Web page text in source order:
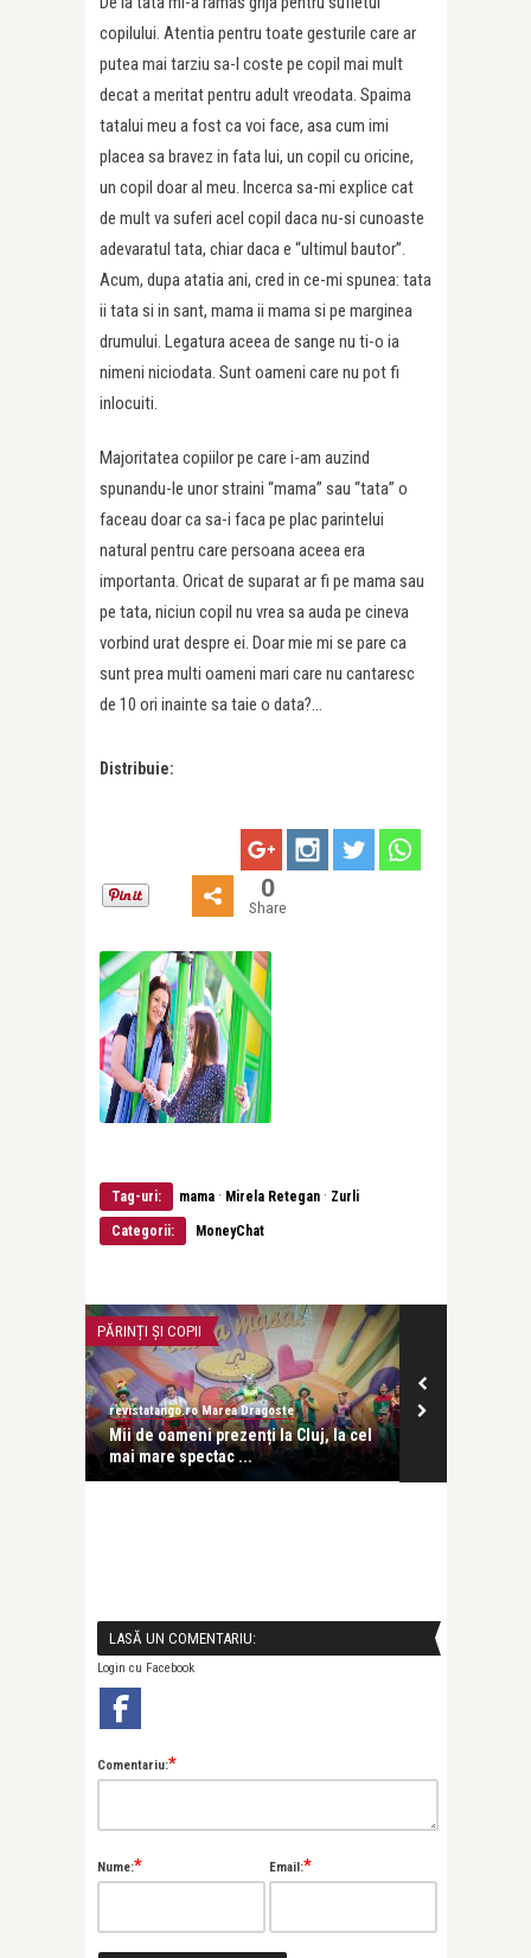
copilului. Atentia pentru toate gesturile care ar
putea mai tarziu sa-l coste pe copil mai mult
decat a meritat pentru adult vreodata. Spaima
tatalui meu a fost ca voi face, asa cum imi
placea sa bravez in fata lui, un copil cu oricine,
un copil doar al meu. Incerca sa-mi explice cat
de mult va suferi acel copil daca nu-si cunoaste
adevaratul tata, chiar daca e “ultimul bautor”.
Acum, dupa atatia ani, cred in ce-mi spunea: tata
ii tata si in sant, mama ii mama si pe marginea
drumului. Legatura aceea de sange nu ti-o ia
nimeni niciodata. Sunt oameni care nu pot fi
inlocuiti.
Majoritatea copiilor pe care i-am auzind
spunandu-le unor straini “mama” sau “tata” o
faceau doar ca sa-i faca pe plac parintelui
natural pentru care persoana aceea era
importanta. Oricat de suparat ar fi pe mama sau
pe tata, niciun copil nu vrea sa auda pe cineva
vorbind urat despre ei. Doar mie mi se pare ca
sunt prea multi oameni mari care nu cantaresc
de 10 ori inainte sa taie o data?…
Distribuie:
0
Share
Tag-uri: mama · Mirela Retegan · Zurli
Categorii: MoneyChat
PĂRINȚI ȘI COPII
revistatango.ro Marea Dragoste
Mii de oameni prezenți la Cluj, la cel
mai mare spectac ...
LASĂ UN COMENTARIU:
Login cu Facebook
Comentariu:*
Nume:* Email:*